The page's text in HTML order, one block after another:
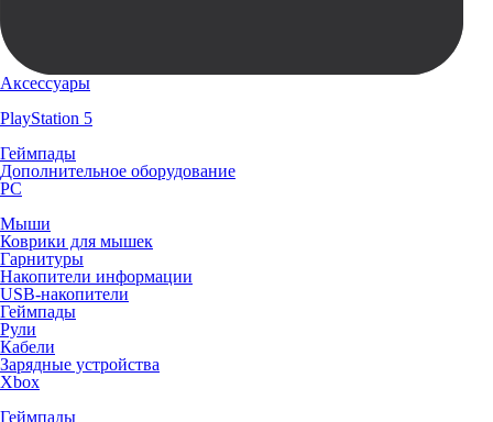
Аксессуары
PlayStation 5
Геймпады
Дополнительное оборудование
PC
Мыши
Коврики для мышек
Гарнитуры
Накопители информации
USB-накопители
Геймпады
Рули
Кабели
Зарядные устройства
Xbox
Геймпады